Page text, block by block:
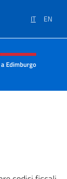
IT EN
menù
Edimburgo